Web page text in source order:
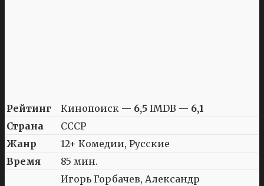
Рейтинг Кинопоиск — 6,5 IMDB — 6,1
Страна
СССР
Жанр
12+ Комедии, Русские
Время
85 мин.
Игорь Горбачев, Александр